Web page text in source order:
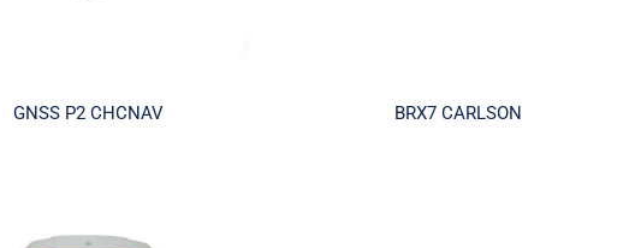
Laser
GNSS P2 CHCNAV BRX7 CARLSON